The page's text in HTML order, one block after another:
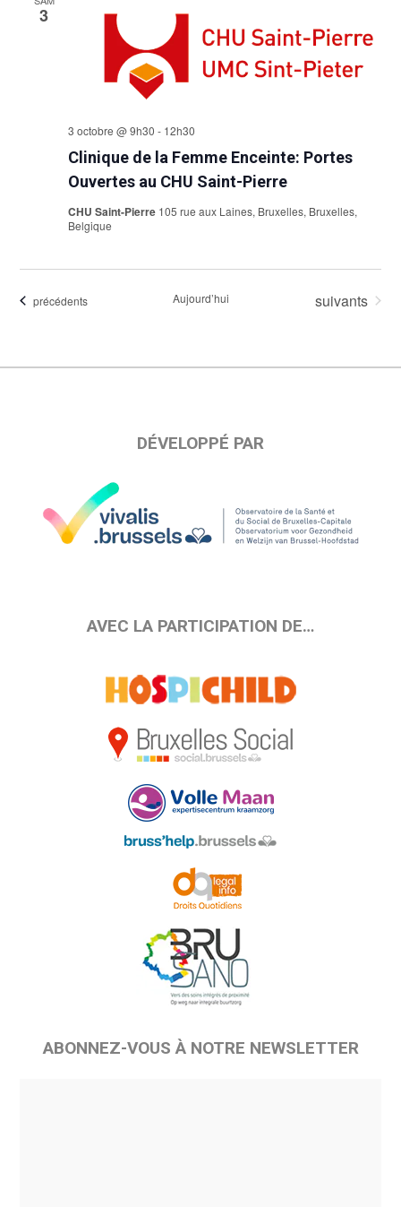
3
Clinique de la Femme Enceinte: Portes
Ouvertes au CHU Saint-Pierre
3 octobre @ 9h30 - 12h30
CHU Saint-Pierre 105 rue aux Laines, Bruxelles, Bruxelles,
Belgique
Évènements
précédents Aujourd’hui Évènements
suivants
DÉVELOPPÉ PAR
AVEC LA PARTICIPATION DE…
ABONNEZ-VOUS À NOTRE NEWSLETTER